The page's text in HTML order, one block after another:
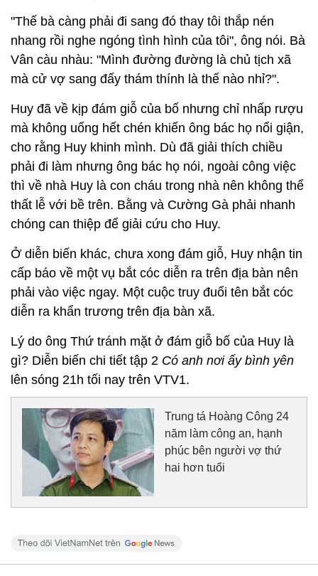
"Thế bà càng phải đi sang đó thay tôi thắp nén
nhang rồi nghe ngóng tình hình của tôi", ông nói. Bà
Vân càu nhàu: "Mình đường đường là chủ tịch xã
mà cử vợ sang đấy thám thính là thế nào nhỉ?".
Huy đã về kịp đám giỗ của bố nhưng chỉ nhấp rượu
mà không uống hết chén khiến ông bác họ nổi giận,
cho rằng Huy khinh mình. Dù đã giải thích chiều
phải đi làm nhưng ông bác họ nói, ngoài công việc
thì về nhà Huy là con cháu trong nhà nên không thể
thất lễ với bề trên. Bằng và Cường Gà phải nhanh
chóng can thiệp để giải cứu cho Huy.
Ở diễn biến khác, chưa xong đám giỗ, Huy nhận tin
cấp báo về một vụ bắt cóc diễn ra trên địa bàn nên
phải vào việc ngay. Một cuộc truy đuổi tên bắt cóc
diễn ra khẩn trương trên địa bàn xã.
Lý do ông Thứ tránh mặt ở đám giỗ bố của Huy là
gì? Diễn biến chi tiết tập 2 Có anh nơi ấy bình yên
lên sóng 21h tối nay trên VTV1.
Trung tá Hoàng Công 24
năm làm công an, hạnh
phúc bên người vợ thứ
hai hơn tuổi